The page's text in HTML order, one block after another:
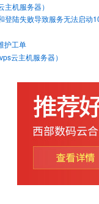
机服务器）
登陆失败导致服务无法启动
护工单
云主机服务器）